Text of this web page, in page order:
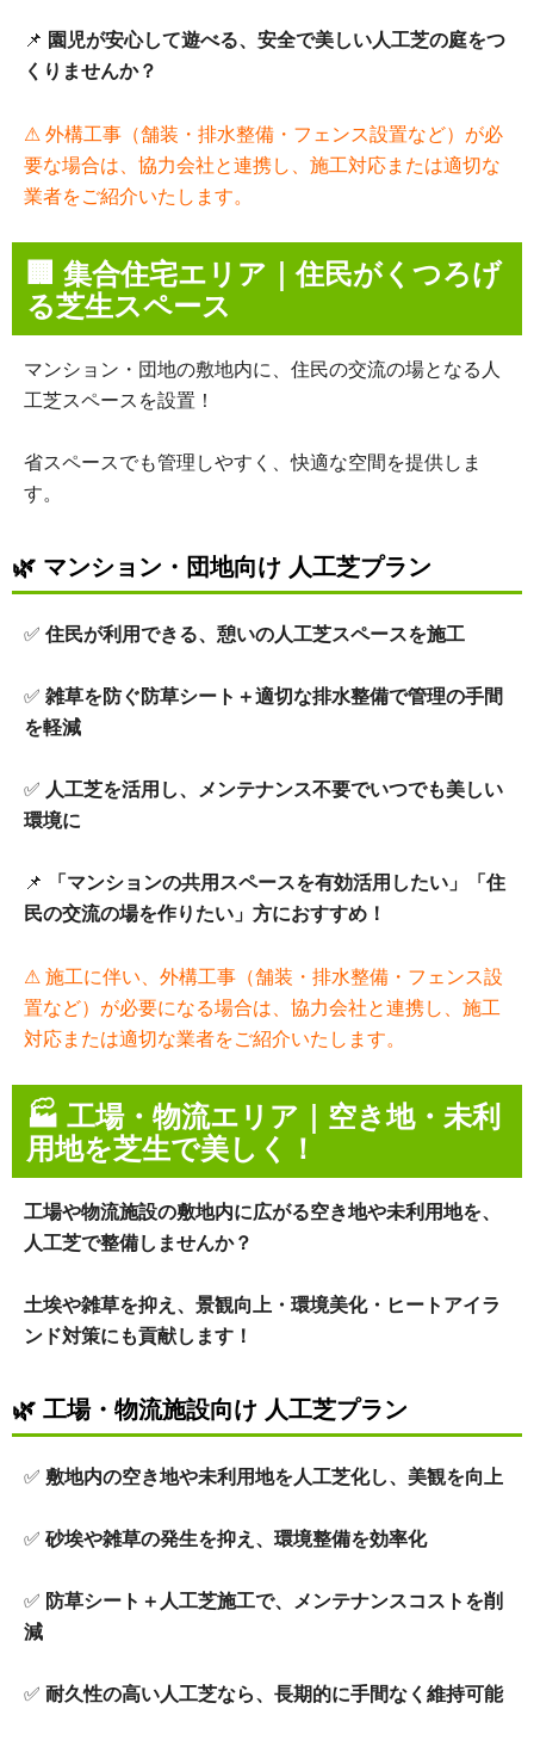
📌 園児が安心して遊べる、安全で美しい人工芝の庭をつ
くりませんか？
⚠ 外構工事（舗装・排水整備・フェンス設置など）が必
要な場合は、協力会社と連携し、施工対応または適切な
業者をご紹介いたします。
🏢 集合住宅エリア｜住民がくつろげ
る芝生スペース
マンション・団地の敷地内に、住民の交流の場となる人
工芝スペースを設置！
省スペースでも管理しやすく、快適な空間を提供しま
す。
🌿 マンション・団地向け 人工芝プラン
✅ 住民が利用できる、憩いの人工芝スペースを施工
✅ 雑草を防ぐ防草シート＋適切な排水整備で管理の手間
を軽減
✅ 人工芝を活用し、メンテナンス不要でいつでも美しい
環境に
📌
「マンションの共用スペースを有効活用したい」「住
民の交流の場を作りたい」方におすすめ！
⚠ 施工に伴い、外構工事（舗装・排水整備・フェンス設
置など）が必要になる場合は、協力会社と連携し、施工
対応または適切な業者をご紹介いたします。
🏭 工場・物流エリア｜空き地・未利
用地を芝生で美しく！
工場や物流施設の敷地内に広がる空き地や未利用地を、
人工芝で整備しませんか？
土埃や雑草を抑え、景観向上・環境美化・ヒートアイラ
ンド対策にも貢献します！
🌿 工場・物流施設向け 人工芝プラン
✅ 敷地内の空き地や未利用地を人工芝化し、美観を向上
✅ 砂埃や雑草の発生を抑え、環境整備を効率化
✅ 防草シート＋人工芝施工で、メンテナンスコストを削
減
✅ 耐久性の高い人工芝なら、長期的に手間なく維持可能